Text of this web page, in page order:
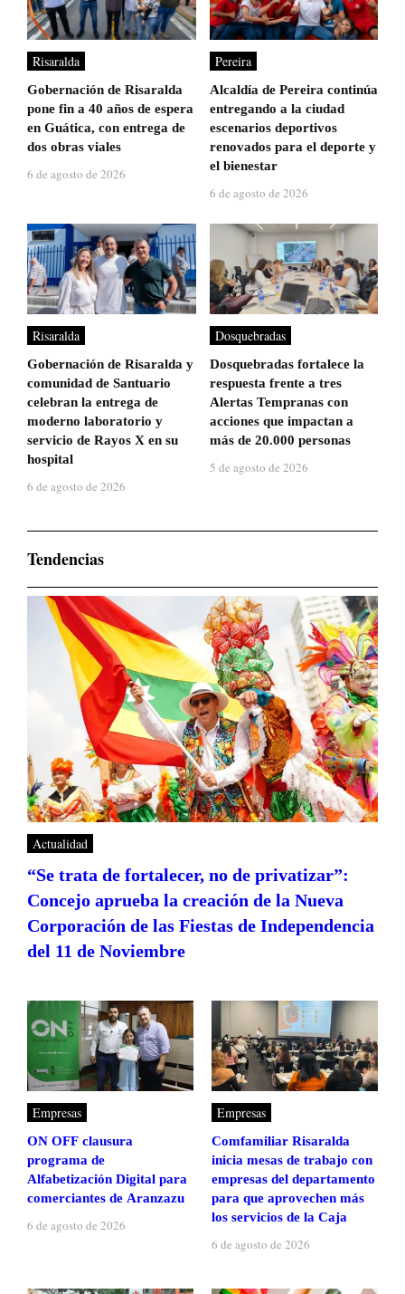
Risaralda
Gobernación de Risaralda
pone fin a 40 años de espera
en Guática, con entrega de
dos obras viales
6 de agosto de 2026
Pereira
Alcaldía de Pereira continúa
entregando a la ciudad
escenarios deportivos
renovados para el deporte y
el bienestar
6 de agosto de 2026
Risaralda
Gobernación de Risaralda y
comunidad de Santuario
celebran la entrega de
moderno laboratorio y
servicio de Rayos X en su
hospital
6 de agosto de 2026
Dosquebradas
Dosquebradas fortalece la
respuesta frente a tres
Alertas Tempranas con
acciones que impactan a
más de 20.000 personas
5 de agosto de 2026
Tendencias
Actualidad
“Se trata de fortalecer, no de privatizar”:
Concejo aprueba la creación de la Nueva
Corporación de las Fiestas de Independencia
del 11 de Noviembre
Empresas
ON OFF clausura
programa de
Alfabetización Digital para
comerciantes de Aranzazu
6 de agosto de 2026
Empresas
Comfamiliar Risaralda
inicia mesas de trabajo con
empresas del departamento
para que aprovechen más
los servicios de la Caja
6 de agosto de 2026